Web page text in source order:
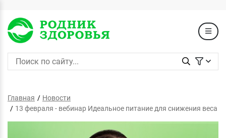
Главная
Новости
13 февраля - вебинар Идеальное питание для снижения веса